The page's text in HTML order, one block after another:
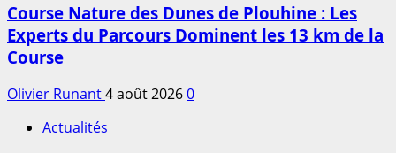
Course Nature des Dunes de Plouhine : Les
Experts du Parcours Dominent les 13 km de la
Course
Olivier Runant4 août 20260
Actualités